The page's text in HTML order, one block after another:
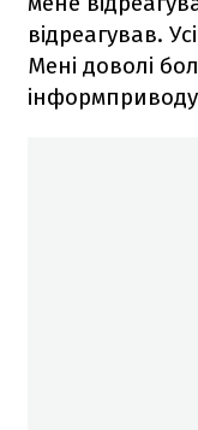
відреагував.
Мені доволі